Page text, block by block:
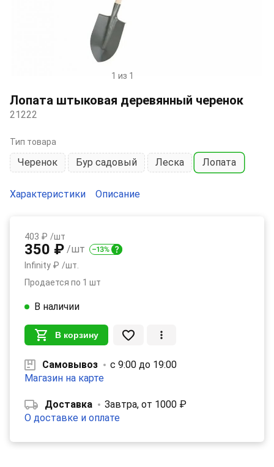
1
of
1
1 из 1
Лопата штыковая деревянный черенок
21222
Тип товара
Черенок Бур садовый Леска Лопата
Характеристики Описание
403 ₽ /шт
350 ₽ /шт
Infinity ₽ /шт.
Продается по 1 шт
В наличии
В корзину
Самовывоз
с 9:00 до 19:00
Магазин на карте
Доставка
Завтра, от 1000 ₽
О доставке и оплате